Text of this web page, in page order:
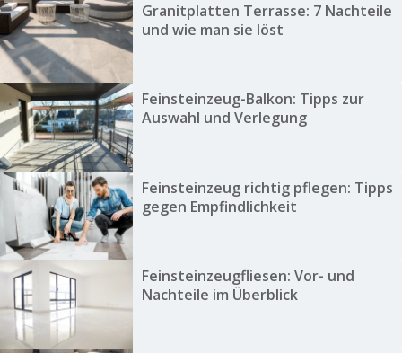
Granitplatten Terrasse: 7 Nachteile
und wie man sie löst
Feinsteinzeug-Balkon: Tipps zur
Auswahl und Verlegung
Feinsteinzeug richtig pflegen: Tipps
gegen Empfindlichkeit
Feinsteinzeugfliesen: Vor- und
Nachteile im Überblick